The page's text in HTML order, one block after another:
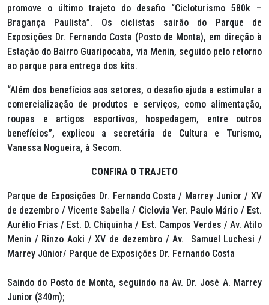
promove o último trajeto do desafio “Cicloturismo 580k –
Bragança Paulista”. Os ciclistas sairão do Parque de
Exposições Dr. Fernando Costa (Posto de Monta), em direção à
Estação do Bairro Guaripocaba, via Menin, seguido pelo retorno
ao parque para entrega dos kits.
“Além dos benefícios aos setores, o desafio ajuda a estimular a
comercialização de produtos e serviços, como alimentação,
roupas e artigos esportivos, hospedagem, entre outros
benefícios”, explicou a secretária de Cultura e Turismo,
Vanessa Nogueira, à Secom.
CONFIRA O TRAJETO
Parque de Exposições Dr. Fernando Costa / Marrey Junior / XV
de dezembro / Vicente Sabella / Ciclovia Ver. Paulo Mário / Est.
Aurélio Frias / Est. D. Chiquinha / Est. Campos Verdes / Av. Atilo
Menin / Rinzo Aoki / XV de dezembro / Av. Samuel Luchesi /
Marrey Júnior/ Parque de Exposições Dr. Fernando Costa
Saindo do Posto de Monta, seguindo na Av. Dr. José A. Marrey
Junior (340m);